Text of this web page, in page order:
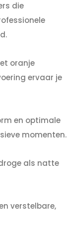
die
oranje
ervaar je
en optimale
momenten.
als natte
verstelbare,